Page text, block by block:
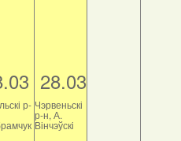
р-
28.03
Чэрвеньскі
р-н, А.
Вінчэўскі